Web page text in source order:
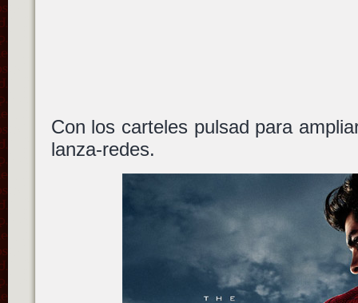
Con los carteles pulsad para
lanza-redes.